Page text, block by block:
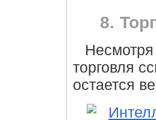
8.
Несмотря
торговля
остается